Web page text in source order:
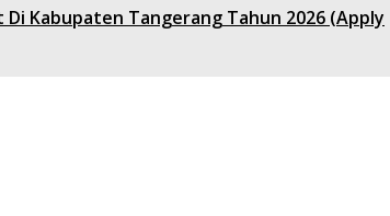
Kabupaten Tangerang Tahun 2026 (Apply